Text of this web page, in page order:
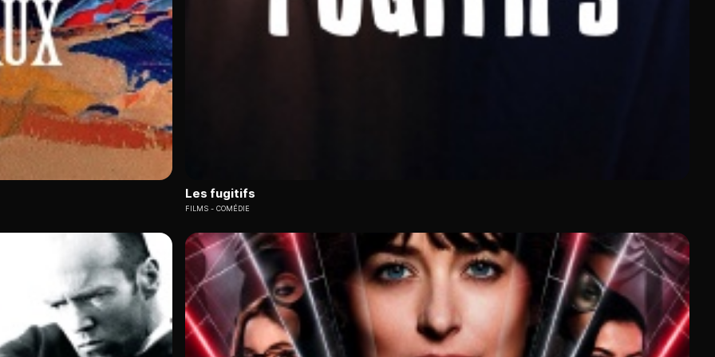
du cinéma international. Tous
nos films en streaming sont disponibles en VF et VOSTFR
selon les
plus de 3 000 heures de contenus cinématographiques en libre accès
les thrillers contemporains et « La Venue de l'avenir », cette bibliothèque se renouvelle constamment pour satisfaire
accessible via Molotov pour 6,99 € par mois, sans engagement.
comme « La French » et « Rush », aux côtés de créations d'auteurs reconnus tels qu'Asghar Farhadi et
classiques intemporels de Buster Keaton aux productions récentes, FilmoTV couvre tous les horizons
Les fugitifs
FILMS COMÉDIE